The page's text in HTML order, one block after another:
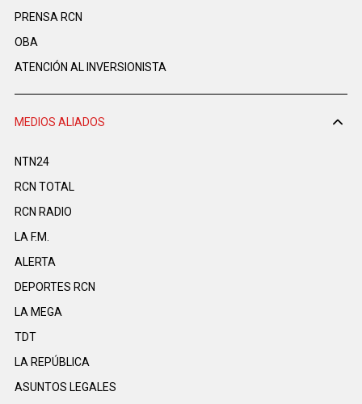
PRENSA RCN
OBA
ATENCIÓN AL INVERSIONISTA
MEDIOS ALIADOS
NTN24
RCN TOTAL
RCN RADIO
LA F.M.
ALERTA
DEPORTES RCN
LA MEGA
TDT
LA REPÚBLICA
ASUNTOS LEGALES